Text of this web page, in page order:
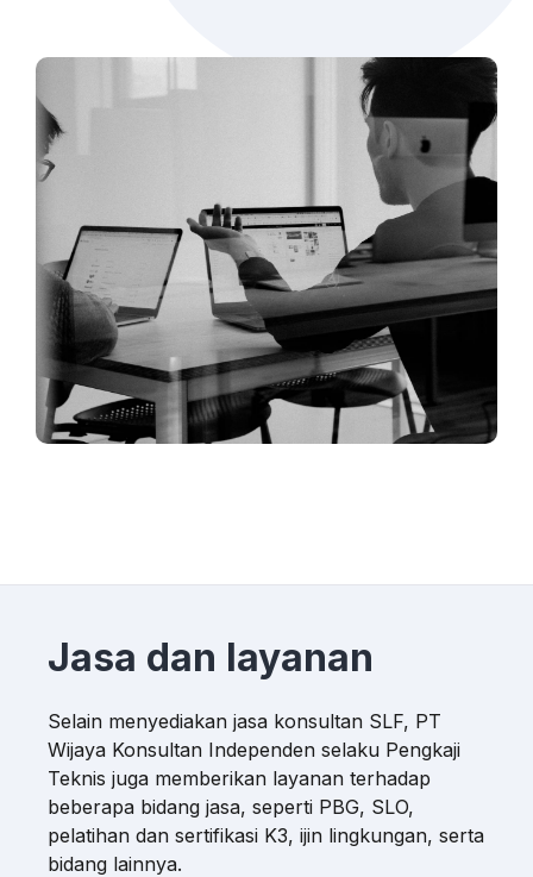
Jasa dan layanan
Selain menyediakan jasa konsultan SLF, PT
Wijaya Konsultan Independen selaku Pengkaji
Teknis juga memberikan layanan terhadap
beberapa bidang jasa, seperti PBG, SLO,
pelatihan dan sertifikasi K3, ijin lingkungan, serta
bidang lainnya.